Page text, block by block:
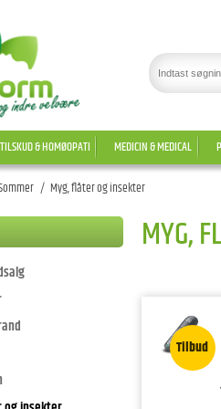
& HOMØOPATI MEDICIN & MEDICAL
/ Myg, flåter og insekter
MYG,
Tilbud